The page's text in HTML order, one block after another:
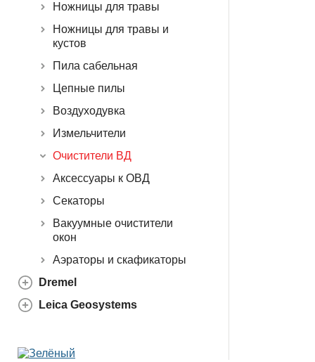
Ножницы для травы
Ножницы для травы и
кустов
Пила сабельная
Цепные пилы
Воздуходувка
Измельчители
Очистители ВД
Аксессуары к ОВД
Секаторы
Вакуумные очистители
окон
Аэраторы и скафикаторы
Dremel
Leica Geosystems